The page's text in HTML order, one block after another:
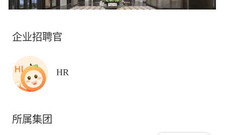
企业招聘官
HR
所属集团